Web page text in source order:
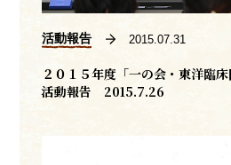
活動報告 2015.07.31
２０１５年度「一の会・東洋臨床
活動報告 2015.7.26